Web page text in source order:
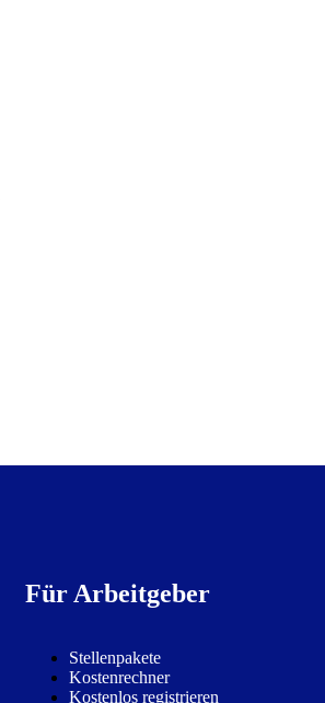
Für Arbeitgeber
Stellenpakete
Kostenrechner
Kostenlos registrieren